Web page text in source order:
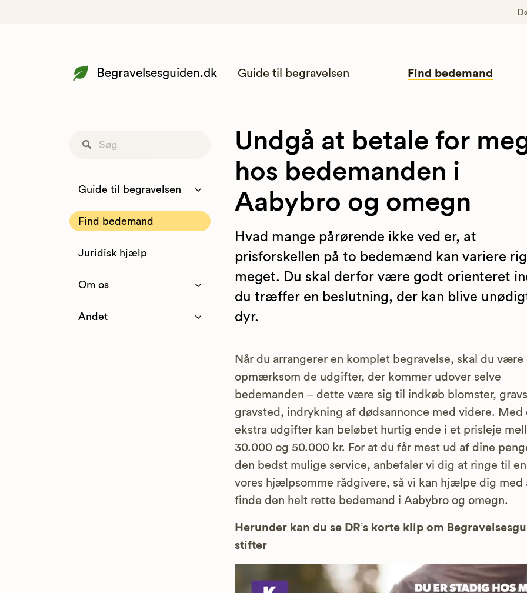
Begravelsesguiden.dk Guide til begravelsen Find bedemand
Guide til begravelsen
Find bedemand
Juridisk hjælp
Om os
Andet
Undgå at betale for
hos bedemanden i
Aabybro og omegn
Hvad mange pårørende ikke ved er, at
prisforskellen på to bedemænd kan variere
meget. Du skal derfor være godt orienteret
du træffer en beslutning, der kan blive
dyr.
Når du arrangerer en komplet begravelse, skal du være
opmærksom de udgifter, der kommer udover selve
bedemanden – dette være sig til indkøb blomster,
gravsted, indrykning af dødsannonce med videre. Med
ekstra udgifter kan beløbet hurtig ende i et prisleje
30.000 og 50.000 kr. For at du får mest ud af dine
den bedst mulige service, anbefaler vi dig at ringe til
vores hjælpsomme rådgivere, så vi kan hjælpe dig med
finde den helt rette bedemand i Aabybro og omegn.
Herunder kan du se DR’s korte klip om
stifter